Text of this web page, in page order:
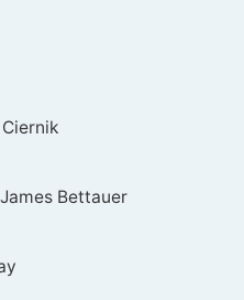
Bettauer